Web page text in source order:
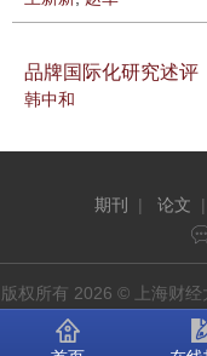
品牌国际化研究述评
韩中和
期刊 | 论文
版权所有 2026 © 上海财